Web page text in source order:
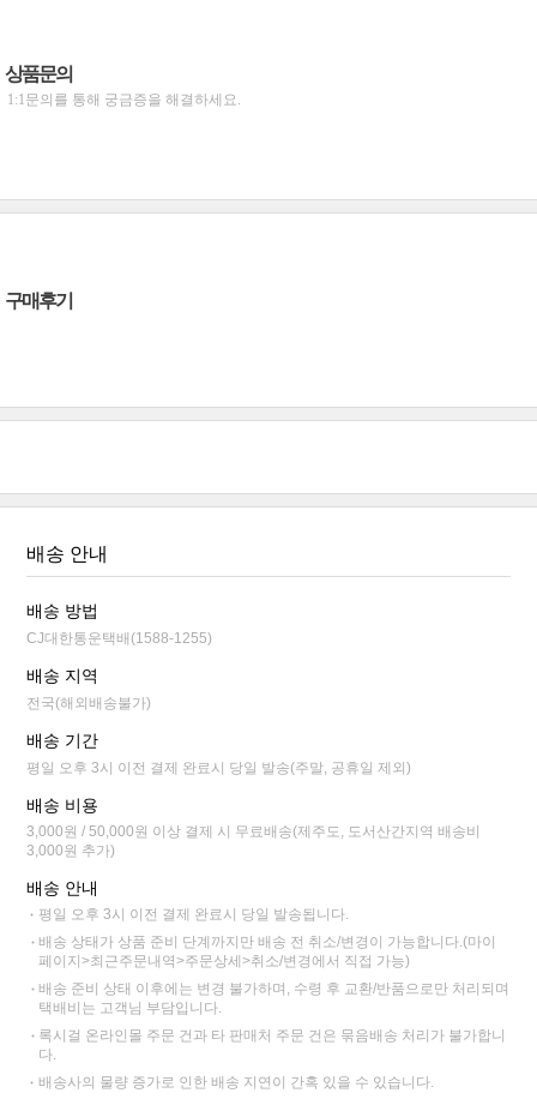
상품문의
1:1문의를 통해 궁금증을 해결하세요.
구매후기
배송 안내
배송 방법
CJ대한통운택배(1588-1255)
배송 지역
전국(해외배송불가)
배송 기간
평일 오후 3시 이전 결제 완료시 당일 발송(주말, 공휴일 제외)
배송 비용
3,000원 / 50,000원 이상 결제 시 무료배송(제주도, 도서산간지역 배송비
3,000원 추가)
배송 안내
평일 오후 3시 이전 결제 완료시 당일 발송됩니다.
배송 상태가 상품 준비 단계까지만 배송 전 취소/변경이 가능합니다.(마이
페이지>최근주문내역>주문상세>취소/변경에서 직접 가능)
배송 준비 상태 이후에는 변경 불가하며, 수령 후 교환/반품으로만 처리되며
택배비는 고객님 부담입니다.
록시걸 온라인몰 주문 건과 타 판매처 주문 건은 묶음배송 처리가 불가합니
다.
배송사의 물량 증가로 인한 배송 지연이 간혹 있을 수 있습니다.